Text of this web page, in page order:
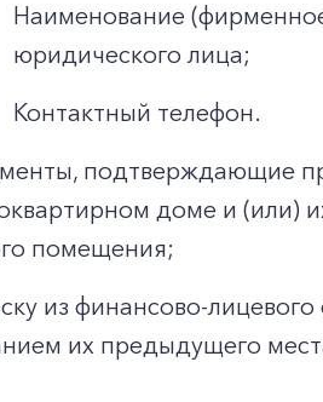
Наименование
юридического лица;
Контактный телефон.
подтверждающие
доме и (или)
помещения;
из финансово-
их предыдущего